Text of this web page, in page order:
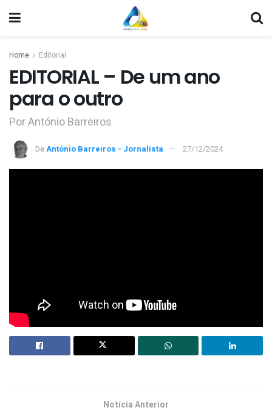
Home Editorial
EDITORIAL – De um ano
para o outro
Por António Barreiros
DeAntónio Barreiros - Jornalista 27/12/2024
Notícia Anterior